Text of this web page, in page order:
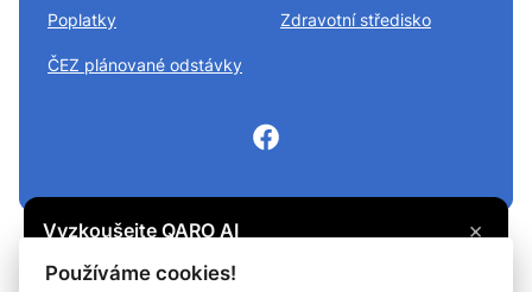
Poplatky Zdravotní středisko
ČEZ plánované odstávky
© 2026Divišov městys Všechna práva vyhrazena
×
Vyzkoušejte QARO AI
Máte otázku? Zeptejte se na cokoli, co vás
Používáme cookies!